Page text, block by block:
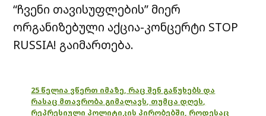
“ჩვენი თავისუფლების” მიერ
ორგანიზებული აქცია-კონცერტი STOP
RUSSIA! გაიმართება.
25 წელია ვწერთ იმაზე, რაც შენ გაწუხებს და
რასაც მთავრობა გიმალავს, თუმცა დღეს,
რეპრესიული პოლიტიკის პირობებში, როდესაც